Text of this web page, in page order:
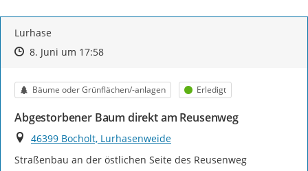
Lurhase
Zeitpunkt des Erstellens
Zeitpunkt des Erstellens
8. Juni um 17:58Zur Äußerung
Kategorie
Bäume oder Grünflächen/-anlagen Status
Erledigt
Abgestorbener Baum direkt am Reusenweg
Ort
46399 Bocholt, Lurhasenweide
Straßenbau an der östlichen Seite des Reusenweg